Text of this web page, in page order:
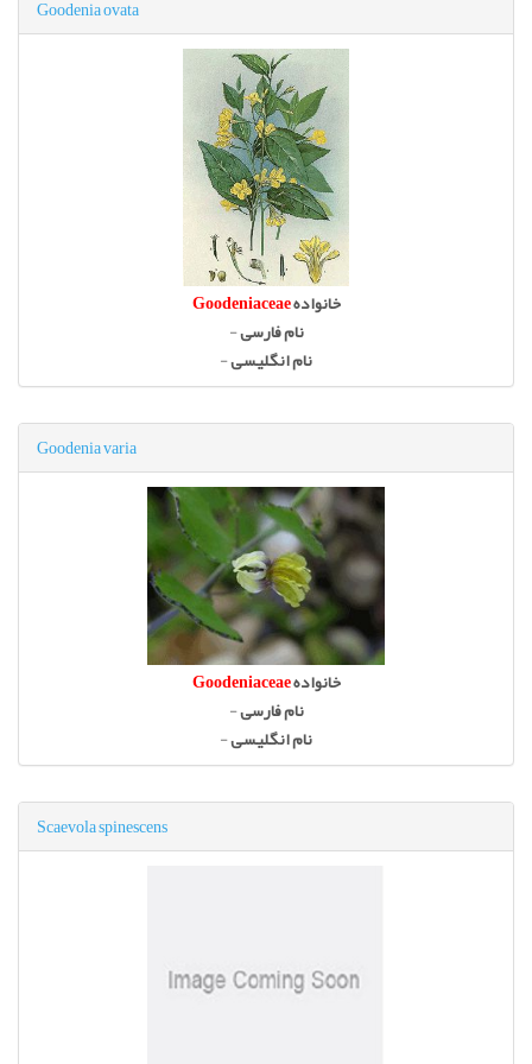
Goodenia ovata
خانوادهGoodeniaceae
نام فارسی-
نام انگلیسی-
Goodenia varia
خانوادهGoodeniaceae
نام فارسی-
نام انگلیسی-
Scaevola spinescens